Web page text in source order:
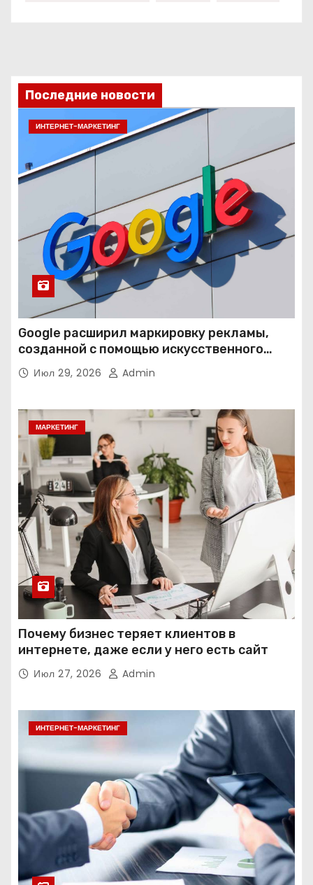
Последние новости
ИНТЕРНЕТ-МАРКЕТИНГ
Google расширил маркировку рекламы,
созданной с помощью искусственного
интеллекта
Июл 29, 2026 Admin
МАРКЕТИНГ
Почему бизнес теряет клиентов в
интернете, даже если у него есть сайт
Июл 27, 2026 Admin
ИНТЕРНЕТ-МАРКЕТИНГ